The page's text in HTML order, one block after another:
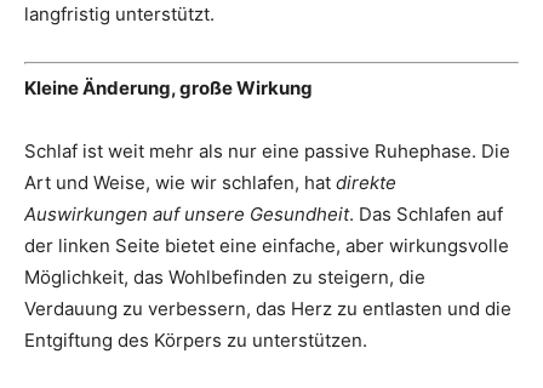
langfristig unterstützt.
Kleine Änderung, große Wirkung
Schlaf ist weit mehr als nur eine passive Ruhephase. Die
Art und Weise, wie wir schlafen, hat direkte
Auswirkungen auf unsere Gesundheit. Das Schlafen auf
der linken Seite bietet eine einfache, aber wirkungsvolle
Möglichkeit, das Wohlbefinden zu steigern, die
Verdauung zu verbessern, das Herz zu entlasten und die
Entgiftung des Körpers zu unterstützen.